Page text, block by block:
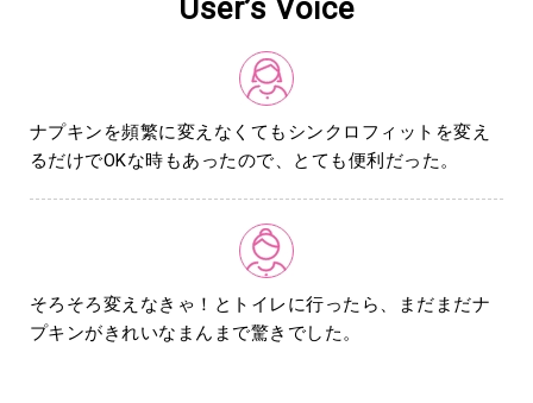
User’s Voice
ナプキンを頻繁に変えなくてもシンクロフィットを変え
るだけでOKな時もあったので、とても便利だった。
そろそろ変えなきゃ！とトイレに行ったら、まだまだナ
プキンがきれいなまんまで驚きでした。